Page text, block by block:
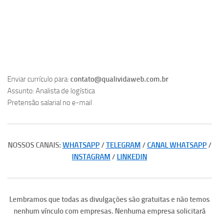
Enviar currículo para: contato@qualividaweb.com.br
Assunto: Analista de logística
Pretensão salarial no e-mail
NOSSOS CANAIS: WHATSAPP/ TELEGRAM / CANAL WHATSAPP/
INSTAGRAM / LINKEDIN
Lembramos que todas as divulgações são gratuitas e não temos
nenhum vínculo com empresas. Nenhuma empresa solicitará